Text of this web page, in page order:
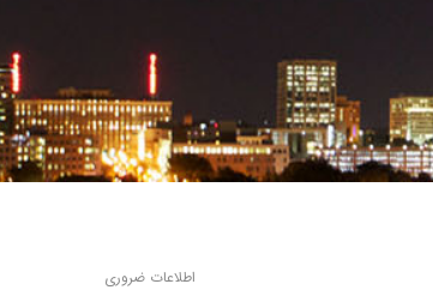
اطلاعات ضروری